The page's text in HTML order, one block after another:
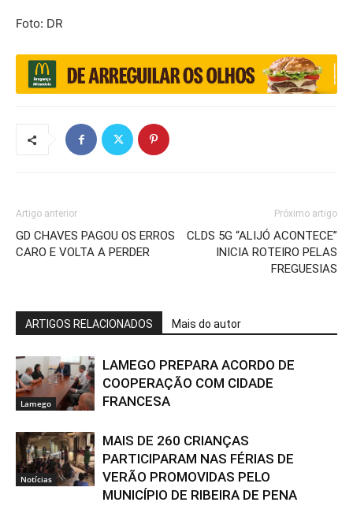
Foto: DR
Artigo anterior
GD CHAVES PAGOU OS ERROS
CARO E VOLTA A PERDER
Próximo artigo
CLDS 5G “ALIJÓ ACONTECE”
INICIA ROTEIRO PELAS
FREGUESIAS
ARTIGOS RELACIONADOS Mais do autor
Lamego
LAMEGO PREPARA ACORDO DE
COOPERAÇÃO COM CIDADE
FRANCESA
Notícias
MAIS DE 260 CRIANÇAS
PARTICIPARAM NAS FÉRIAS DE
VERÃO PROMOVIDAS PELO
MUNICÍPIO DE RIBEIRA DE PENA